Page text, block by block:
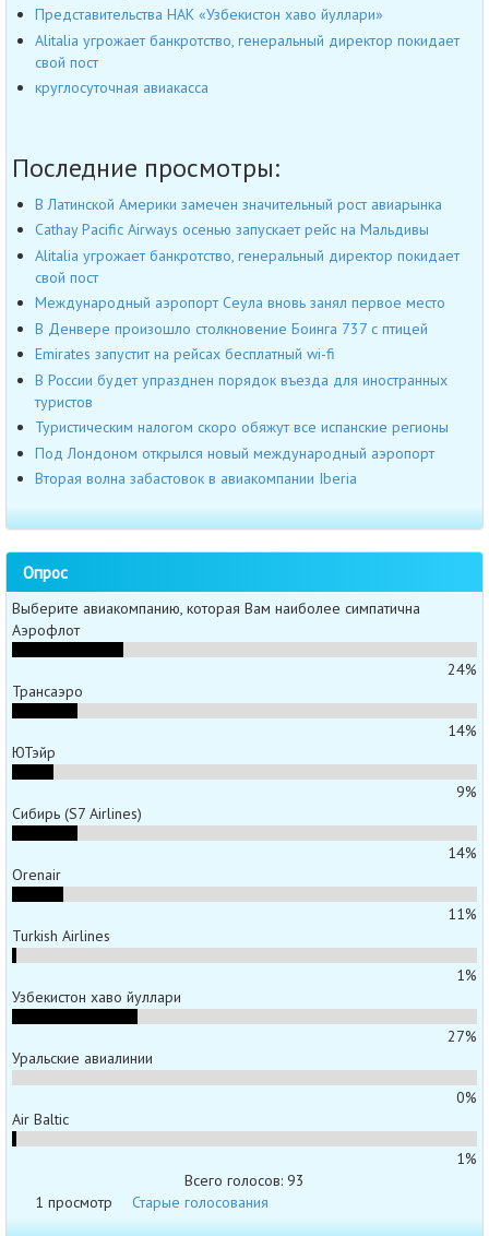
Представительства НАК «Узбекистон хаво йуллари»
Alitalia угрожает банкротство, генеральный директор покидает
свой пост
круглосуточная авиакасса
Последние просмотры:
В Латинской Америки замечен значительный рост авиарынка
Cathay Pacific Airways осенью запускает рейс на Мальдивы
Alitalia угрожает банкротство, генеральный директор покидает
свой пост
Международный аэропорт Сеула вновь занял первое место
В Денвере произошло столкновение Боинга 737 с птицей
Emirates запустит на рейсах бесплатный wi-fi
В России будет упразднен порядок въезда для иностранных
туристов
Туристическим налогом скоро обяжут все испанские регионы
Под Лондоном открылся новый международный аэропорт
Вторая волна забастовок в авиакомпании Iberia
Опрос
Выберите авиакомпанию, которая Вам наиболее симпатична
Аэрофлот
24%
Трансаэро
14%
ЮТэйр
9%
Сибирь (S7 Airlines)
14%
Orenair
11%
Turkish Airlines
1%
Узбекистон хаво йуллари
27%
Уральские авиалинии
0%
Air Baltic
1%
Всего голосов: 93
1 просмотр
Старые голосования